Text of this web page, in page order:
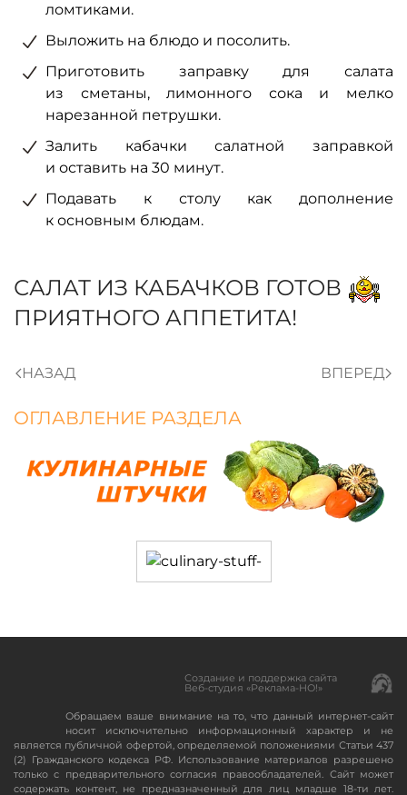
ломтиками.
Выложить на блюдо и посолить.
Приготовить заправку для салата
из сметаны, лимонного сока и мелко
нарезанной петрушки.
Залить кабачки салатной заправкой
и оставить на 30 минут.
Подавать к столу как дополнение
к основным блюдам.
САЛАТ ИЗ КАБАЧКОВ ГОТОВ
ПРИЯТНОГО АППЕТИТА!
НАЗАД ВПЕРЕД
ОГЛАВЛЕНИЕ РАЗДЕЛА
Создание и поддержка сайта
Веб-студия «Реклама-НО!»
Обращаем ваше внимание на то, что данный интернет-сайт
носит исключительно информационный характер и не
является публичной офертой, определяемой положениями Статьи 437
(2) Гражданского кодекса РФ. Использование материалов разрешено
только с предварительного согласия правообладателей. Сайт может
содержать контент, не предназначенный для лиц младше 18-ти лет.